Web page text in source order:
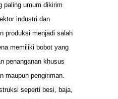
paling umum dikirim
industri dan
produksi menjadi salah
memiliki bobot yang
penanganan khusus
maupun pengiriman.
seperti besi, baja,